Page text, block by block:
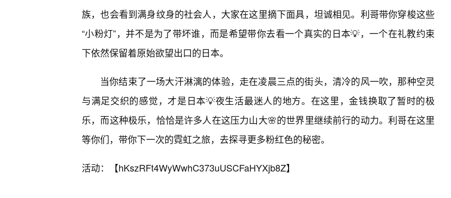
族，也会看到满身纹身的社会人，大家在这里摘下面具，坦诚相见。利哥带你穿梭这些
“小粉灯”，并不是为了带坏谁，而是希望带你去看一个真实的日本💡，一个在礼教约束
下依然保留着原始欲望出口的日本。
当你结束了一场大汗淋漓的体验，走在凌晨三点的街头，清冷的风一吹，那种空灵
与满足交织的感觉，才是日本💡夜生活最迷人的地方。在这里，金钱换取了暂时的极
乐，而这种极乐，恰恰是许多人在这压力山大🌸的世界里继续前行的动力。利哥在这里
等你们，带你下一次的霓虹之旅，去探寻更多粉红色的秘密。
活动：【hKszRFt4WyWwhC373uUSCFaHYXjb8Z】